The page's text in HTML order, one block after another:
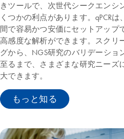
きツールで、次世代シークエンシ
くつかの利点があります。qPCR
間で容易かつ安価にセットアップ
高感度な解析ができます。スクリ
グから、NGS研究のバリデーショ
至るまで、さまざまな研究ニーズ
大できます。
もっと知る